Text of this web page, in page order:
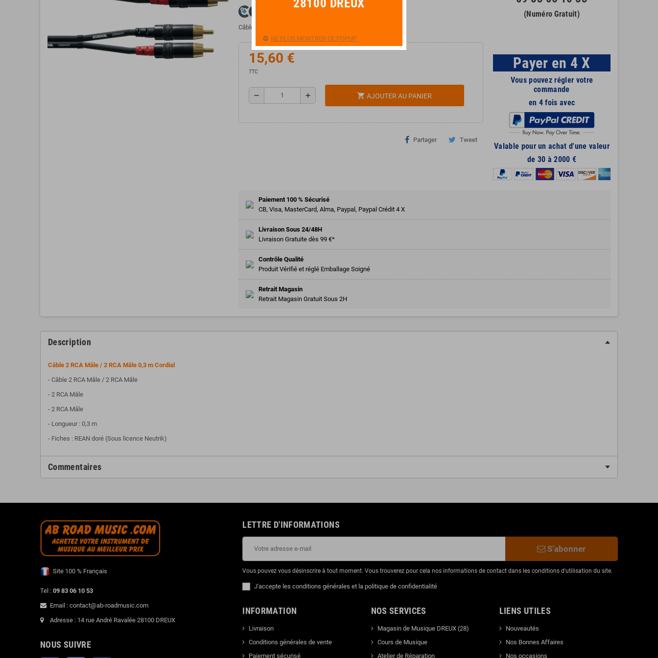
Câble Cordial 2 RCA Mâle / 2 RCA Mâle 0,3 m.
15,60 €
TTC
remove add shopping_cart AJOUTER AU PANIER
Partager Tweet
(Numéro Gratuit)
Payer en 4 X
Vous pouvez régler votre
commande
en 4 fois avec
Valable pour un achat d'une valeur
de 30 à 2000 €
Paiement 100 % Sécurisé
CB, Visa, MasterCard, Alma, Paypal, Paypal Crédit 4 X
Livraison Sous 24/48H
Livraison Gratuite dès 99 €*
Contrôle Qualité
Produit Vérifié et réglé Emballage Soigné
Retrait Magasin
Retrait Magasin Gratuit Sous 2H
Description
Câble 2 RCA Mâle / 2 RCA Mâle 0,3 m Cordial
- Câble 2 RCA Mâle / 2 RCA Mâle
- 2 RCA Mâle
- 2 RCA Mâle
- Longueur : 0,3 m
- Fiches : REAN doré (Sous licence Neutrik)
Commentaires
Site 100 % Français
Tel : 09 83 06 10 53
Email : contact@ab-roadmusic.com
Adresse : 14 rue André Ravalée 28100 DREUX
NOUS SUIVRE
LETTRE D'INFORMATIONS
S’abonner
Vous pouvez vous désinscrire à tout moment. Vous trouverez pour cela nos informations de contact dans les conditions d'utilisation du site.
J'accepte les conditions générales et la politique de confidentialité
INFORMATION
Livraison
Conditions générales de vente
Paiement sécurisé
NOS SERVICES
Magasin de Musique DREUX (28)
Cours de Musique
Atelier de Réparation
LIENS UTILES
Nouveautés
Nos Bonnes Affaires
Nos occasions
28100 DREUX
NE PLUS MONTRER CE POPUP.